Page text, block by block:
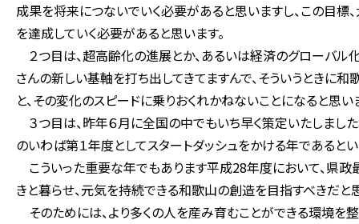
成果を将来につないでいく必要があると思いますし、この目標
を達成していく必要があると思います。
２つ目は、超高齢化の進展とか、あるいは経済のグローバル
さんの新しい基軸を打ち出してきてますんで、そういうときに
と、その変化のスピードに乗りおくれかねないことになると思
３つ目は、昨年６月に全国の中でもいち早く策定いたしまし
のいわば第１年度としてスタートダッシュをかける年であるとい
こういった重要な年でもあります平成28年度において、県
きと暮らせ、元気を持続できる和歌山の創造を目指すべきだと
そのためには、より多くの人を産み育むことができる環境を